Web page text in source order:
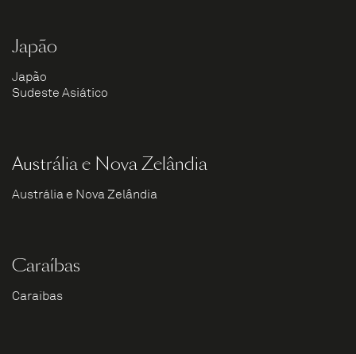
Japão
Japão
Sudeste Asiático
Austrália e Nova Zelândia
Austrália e Nova Zelândia
Caraíbas
Caraíbas